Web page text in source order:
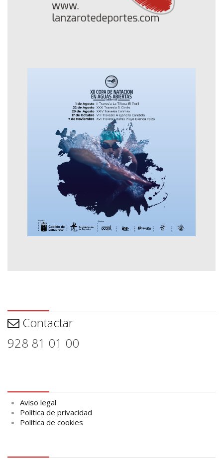
Contactar
928 81 01 00
Aviso legal
Política de privacidad
Política de cookies